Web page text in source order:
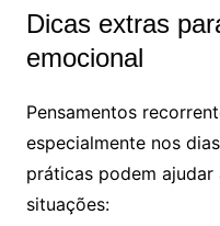
Dicas extras
emocional
Pensamentos
especialmente nos
práticas podem
situações: